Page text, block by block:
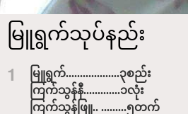
မြူရွက်သုပ်နည်း
1
မြူရွက်...................၃စည်း
ကြက်သွန်နီ.............၁လုံး
ကြက်သွန်ဖြူ.. .........၅တက်